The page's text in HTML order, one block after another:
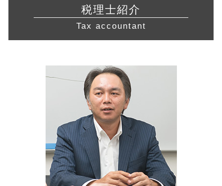
株式会社設立 流れ
絶対的記載事項
青色申告 条件
白色申告 メリット
経営 計画 作り方
経営改善 計画書
会社 分割
宅地建物取引業 免許
介護事業 許認可
不動産業 免許
許認可 必要な業種
許認可 相模原市 税理士 相談
営業 許認可 申請 藤沢市 税理士
経営相談 横浜市 相談
経営相談 神奈川県 税理士 相談
許認可 川崎市 税理士 相談
税務相談 藤沢市 税理士
営業 許認可 申請 岐阜県 税理士
会社設立 岐阜県 相談
経営相談 静岡県 相談
起業支援 愛知県 税理士
税務相談 東京都 相談
経営相談 三重県 税理士
営業 許認可 申請 三重県 税理士
税理士紹介
Tax accountant